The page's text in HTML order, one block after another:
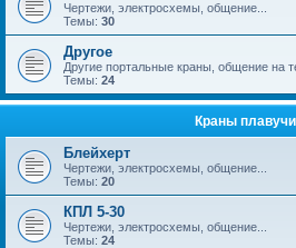
Чертежи, электросхемы, общение...
Темы: 30
Другое
Другие портальные краны, общение на
Темы: 24
Краны
Блейхерт
Чертежи, электросхемы, общение...
Темы: 20
КПЛ 5-30
Чертежи, электросхемы, общение...
Темы: 24